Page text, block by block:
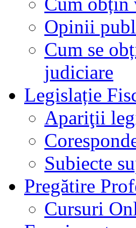
Opinii
Cum se
judiciare
Legislație
Apariţii
Subiecte
Pregătire
Cursuri